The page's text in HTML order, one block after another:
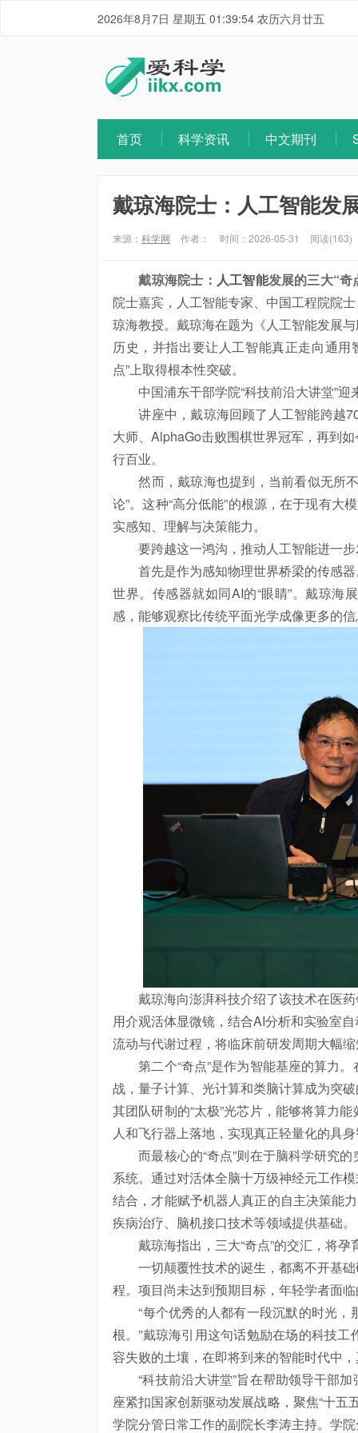
2026年8月7日 星期五 01:39:55 农历六月廿五
首页 科学资讯 中文期刊
戴琼海院士：人工智能发
来源： 科学网 作者： 时间：2026-05-31 阅读(163)
戴琼海院士： 人工智能发展的三大“奇
院士嘉宾， 人工智能专家、中国工程院院
琼海教授。戴琼海在题为《人工智能发展
历史，并指出要让人工智能真正走向通用
点”上取得根本性突破。
中国浦东干部学院“科技前沿大讲堂”迎
讲座中，戴琼海回顾了 人工智能跨越
大师、AlphaGo击败围棋世界冠军，再到
行百业。
然而，戴琼海也提到，当前看似无所不
论”。这种“高分低能”的根源，在于现有大
实感知、理解与决策能力。
要跨越这一鸿沟，推动人工智能进一
首先是作为感知物理世界桥梁的传感器
世界。传感器就如同AI的“眼睛”。戴琼海
感，能够观察比传统平面光学成像更多的
戴琼海向澎湃科技介绍了该技术在医药
用介观活体显微镜，结合AI分析和实验室
流动与代谢过程，将临床前研发周期大幅
第二个“奇点”是作为智能基座的算力。
战，量子计算、光计算和类脑计算成为突
其团队研制的“太极”光芯片，能够将算力
人和飞行器上落地，实现真正轻量化的具
而最核心的“奇点”则在于脑科学研究的
系统。通过对活体全脑十万级神经元工作
结合，才能赋予机器人真正的自主决策能
疾病治疗、脑机接口技术等领域提供基础。
戴琼海指出，三大“奇点”的交汇，将孕
一切颠覆性技术的诞生，都离不开基础
程。项目尚未达到预期目标，年轻学者面
“每个优秀的人都有一段沉默的时光，
根。”戴琼海引用这句话勉励在场的科技
容失败的土壤，在即将到来的智能时代中
“科技前沿大讲堂”旨在帮助领导干部加
座紧扣国家创新驱动发展战略，聚焦“十
学院分管日常工作的副院长李涛主持。学